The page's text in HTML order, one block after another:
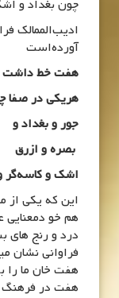
چون بغداد و
ادیب‌الممالک
آورده‌است
هفت خط داشت
هریکی در صفا
جور و بغداد
بصره و ازرق
اشک و کاسه‌گر
این که یکی
هم خو دمعنایی
درد و رنج های
فراوانی نشان
هفت خان ما را
هفت در فرهنگ